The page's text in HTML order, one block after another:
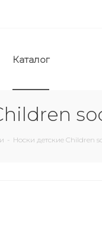
Каталог
- Носки детские Children